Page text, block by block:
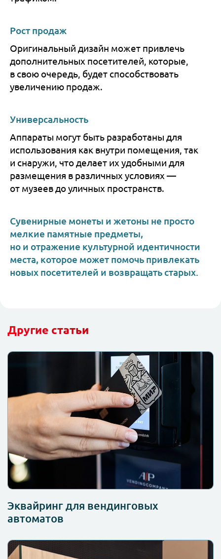
Рост продаж
Оригинальный дизайн может привлечь
дополнительных посетителей, которые,
в свою очередь, будет способствовать
увеличению продаж.
Универсальность
Аппараты могут быть разработаны для
использования как внутри помещения, так
и снаружи, что делает их удобными для
размещения в различных условиях —
от музеев до уличных пространств.
Сувенирные монеты и жетоны не просто
мелкие памятные предметы,
но и отражение культурной идентичности
места, которое может помочь привлекать
новых посетителей и возвращать старых.
Другие статьи
Эквайринг для вендинговых
автоматов